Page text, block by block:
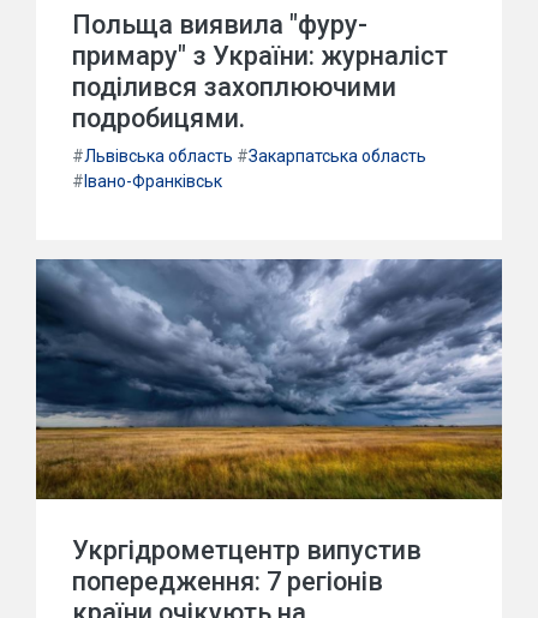
Польща виявила "фуру-
примару" з України: журналіст
поділився захоплюючими
подробицями.
#Львівська область #Закарпатська область
# Івано-Франківськ
Укргідрометцентр випустив
попередження: 7 регіонів